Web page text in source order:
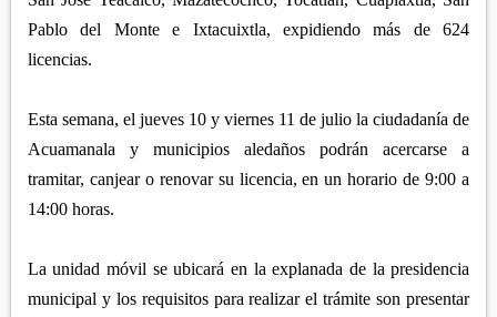
Pablo del Monte e Ixtacuixtla, expidiendo más de 624
licencias.
Esta semana, el jueves 10 y viernes 11 de julio la ciudadanía de
Acuamanala y municipios aledaños podrán acercarse a
tramitar, canjear o renovar su licencia, en un horario de 9:00 a
14:00 horas.
La unidad móvil se ubicará en la explanada de la presidencia
municipal y los requisitos para realizar el trámite son presentar